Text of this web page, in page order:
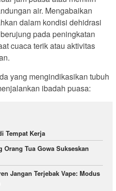
air. Mengabaikan
dalam kondisi dehidrasi
pada peningkatan
cuaca terik atau aktivitas
yang mengindikasikan tubuh
ibadah puasa:
Tempat Kerja
Tua Gowa Sukseskan
Jangan Terjebak Vape: Modus